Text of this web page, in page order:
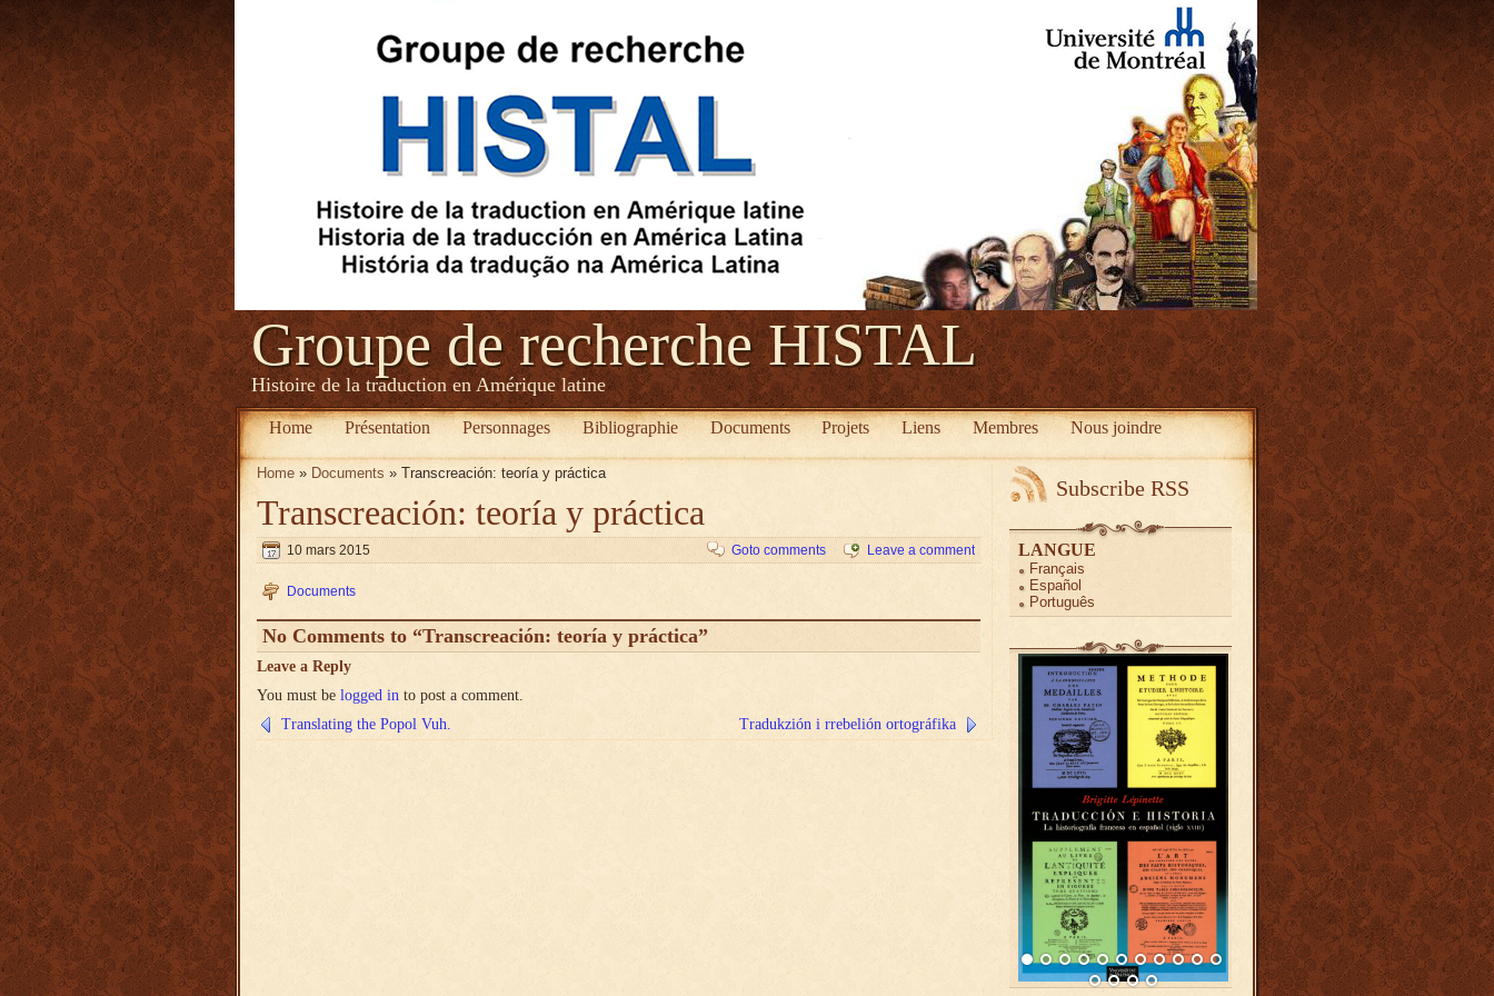
Groupe de recherche HISTAL
Histoire de la traduction en Amérique latine
Home Présentation Personnages Bibliographie Documents Projets Liens Membres Nous joindre
Home » Documents » Transcreación: teoría y práctica
Transcreación: teoría y práctica
10 mars 2015 Goto comments Leave a comment
Documents
No Comments to “Transcreación: teoría y práctica”
Leave a Reply
You must be logged in to post a comment.
Translating the Popol Vuh.
Tradukzión i rrebelión ortográfika
Subscribe RSS
LANGUE
Français
Español
Português